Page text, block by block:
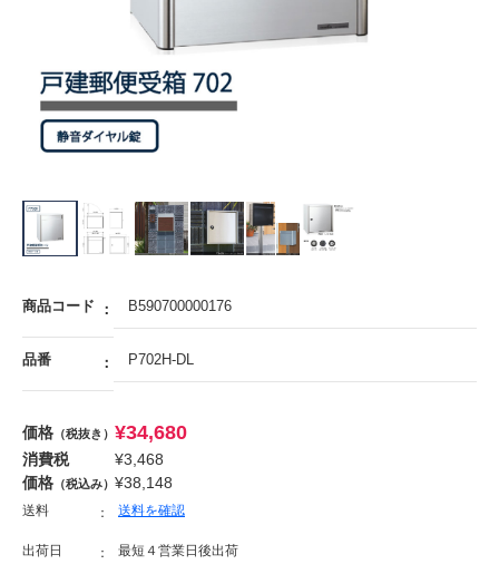
商品コード B590700000176
品番 P702H-DL
価格 （税抜き） ¥34,680
消費税 ¥3,468
価格 （税込み） ¥38,148
送料 送料を確認
出荷日 最短４営業日後出荷